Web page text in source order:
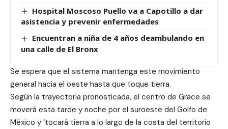
Hospital Moscoso Puello va a Capotillo a dar
asistencia y prevenir enfermedades
Encuentran a niña de 4 años deambulando en
una calle de El Bronx
Se espera que el sistema mantenga este movimiento
general hacia el oeste hasta que toque tierra.
Según la trayectoria pronosticada, el centro de Grace se
moverá esta tarde y noche por el suroeste del Golfo de
México y ‘tocará tierra a lo largo de la costa del territorio